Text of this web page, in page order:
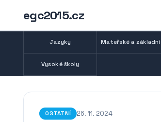
egc2015.cz
Jazyky Mateřské a
Vysoké školy
OSTATNÍ 26. 11. 2024